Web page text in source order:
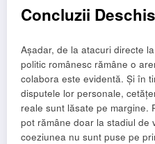
Concluzii
Așadar, de la atacuri directe
politic românesc rămâne o
colabora este evidentă. Și în
disputele lor personale,
reale sunt lăsate pe margine.
pot rămâne doar la stadiul de
coeziunea nu sunt puse pe